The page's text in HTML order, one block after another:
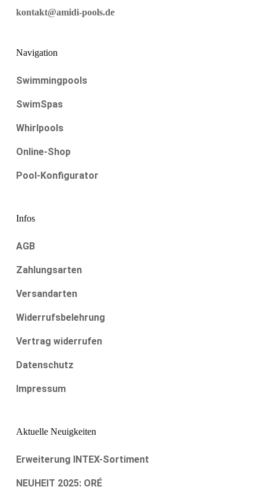
kontakt@amidi-pools.de
Navigation
Swimmingpools
SwimSpas
Whirlpools
Online-Shop
Pool-Konfigurator
Infos
AGB
Zahlungsarten
Versandarten
Widerrufsbelehrung
Vertrag widerrufen
Datenschutz
Impressum
Aktuelle Neuigkeiten
Erweiterung INTEX-Sortiment
NEUHEIT 2025: ORÉ